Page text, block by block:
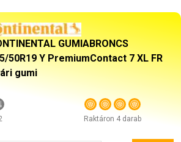
GUMIABRONCS
50R19 Y PremiumContact 7 XL FR
gumi
Raktáron 4 darab